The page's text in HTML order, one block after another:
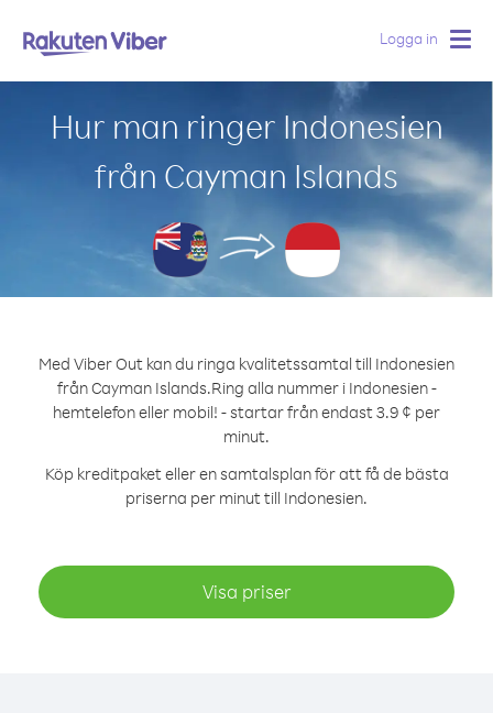
Logga in
Hur man ringer Indonesien
från Cayman Islands
Med Viber Out kan du ringa kvalitetssamtal till Indonesien
från Cayman Islands.Ring alla nummer i Indonesien -
hemtelefon eller mobil! - startar från endast 3.9 ¢ per
minut.
Köp kreditpaket eller en samtalsplan för att få de bästa
priserna per minut till Indonesien.
Visa priser